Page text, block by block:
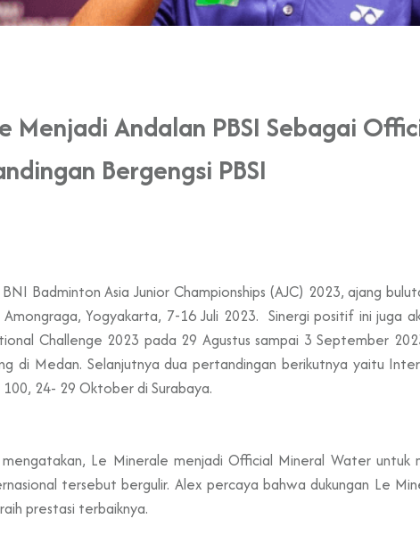
Menjadi Andalan PBSI Sebagai
Bergengsi PBSI
Badminton Asia Junior Championships (AJC) 2023, ajang
Amongraga, Yogyakarta, 7-16 Juli 2023. Sinergi positif ini juga
Challenge 2023 pada 29 Agustus sampai 3 September
di Medan. Selanjutnya dua pertandingan berikutnya yaitu
24- 29 Oktober di Surabaya.
Le Minerale menjadi Official Mineral Water
tersebut bergulir. Alex percaya bahwa dukungan Le
prestasi terbaiknya.